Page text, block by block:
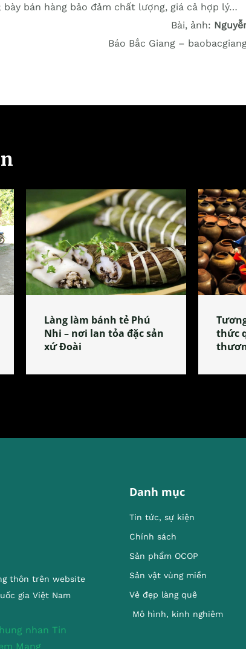
bán hàng bảo đảm chất lượng, giá cả hợp lý…
Bài, ảnh:
Báo Bắc Giang –
Làng làm bánh tẻ Phú
Nhi – nơi lan tỏa đặc sản
xứ Đoài
thức
thôn trên website
gia Việt Nam
Danh mục
Tin tức, sự kiện
Chính sách
Sản phẩm OCOP
Sản vật vùng miền
Vẻ đẹp làng quê
Mô hình, kinh nghiêm